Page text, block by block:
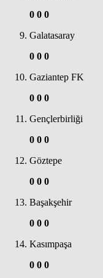
0 0 0
Galatasaray
0 0 0
Gaziantep FK
0 0 0
Gençlerbirliği
0 0 0
Göztepe
0 0 0
Başakşehir
0 0 0
Kasımpaşa
0 0 0